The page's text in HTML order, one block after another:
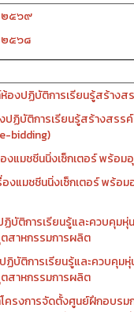
งานเพื่อรองรับสถานการ
๒๕๖๙
๒๕๖๘
งปฏิบัติการเรียนรู้สร้างส
ฏิบัติการเรียนรู้สร้างสรร
bidding)
งแมชชีนนิ่งเซ็กเตอร์ พร้อ
งแมชชีนนิ่งเซ็กเตอร์ พร้อม
บัติการเรียนรู้และควบคุมหุ่
ตสาหกรรมการผลิต